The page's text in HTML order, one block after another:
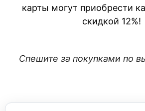
карты могут приобрести
скидкой 12%!
Спешите за покупками по